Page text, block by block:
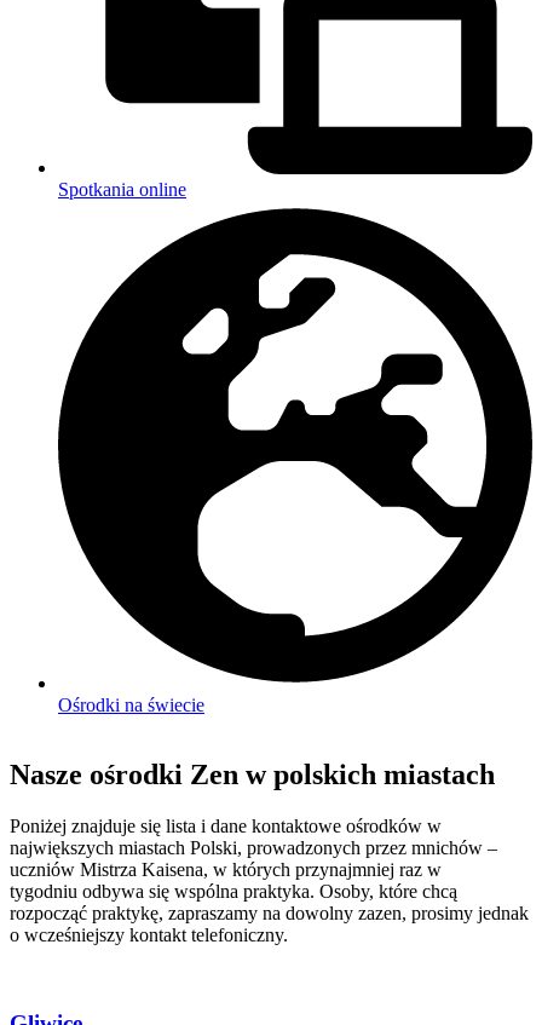
Spotkania online
Ośrodki na świecie
Nasze ośrodki Zen w polskich miastach
Poniżej znajduje się lista i dane kontaktowe ośrodków w
największych miastach Polski, prowadzonych przez mnichów –
uczniów Mistrza Kaisena, w których przynajmniej raz w
tygodniu odbywa się wspólna praktyka. Osoby, które chcą
rozpocząć praktykę, zapraszamy na dowolny zazen, prosimy jednak
o wcześniejszy kontakt telefoniczny.